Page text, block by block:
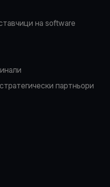
на software
партньори